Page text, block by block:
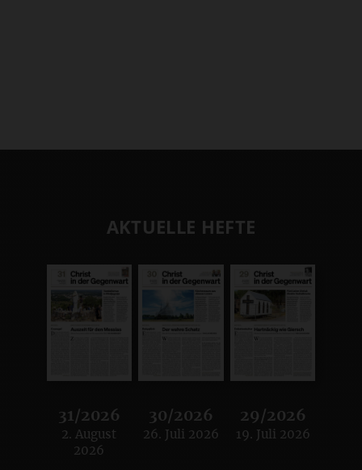
AKTUELLE HEFTE
31/2026
:
2. August
2026
30/2026
:
26. Juli 2026
29/2026
:
19. Juli 2026